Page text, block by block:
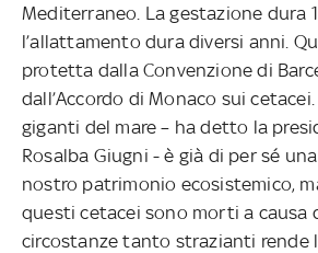
Mediterraneo. La gestazione dura
l’allattamento dura diversi anni.
protetta dalla Convenzione di
dall’Accordo di Monaco sui
giganti del mare – ha detto la
Rosalba Giugni - è già di per sé
nostro patrimonio ecosistemico,
questi cetacei sono morti a causa
circostanze tanto strazianti rende